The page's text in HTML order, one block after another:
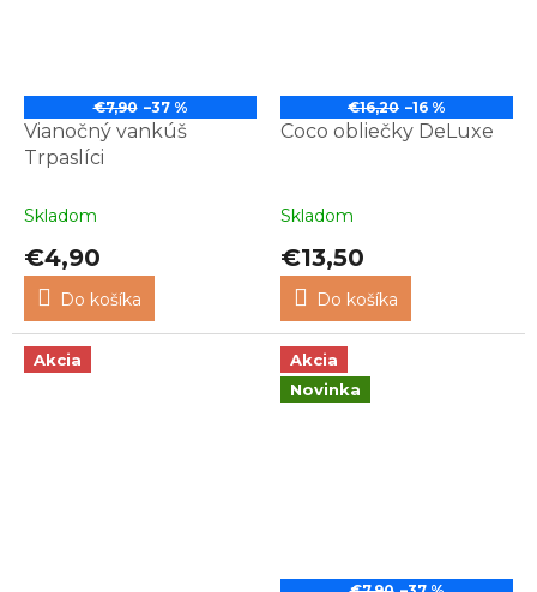
€7,90 –37 %
Vianočný vankúš
Trpaslíci
Skladom
€4,90
Do košíka
€16,20 –16 %
Coco obliečky DeLuxe
Skladom
€13,50
Do košíka
Akcia
Akcia
Novinka